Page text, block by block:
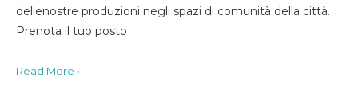
dellenostre produzioni negli spazi di comunità della città.
Prenota il tuo posto
Read More ›